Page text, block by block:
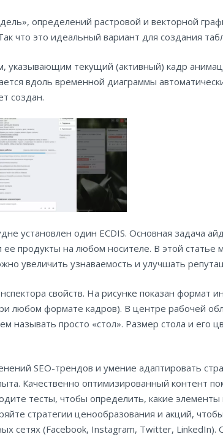
определений растровой и векторной
что это идеальный вариант для создания
указывающим текущий (активный) кадр
вдоль временной диаграммы
создан.
установлен один ECDIS. Основная задача
продукты на любом носителе. В этой
увеличить узнаваемость и улучшать
свойств. На рисунке показан формат
формате кадров). В центре рабочей
просто «стол». Размер стола и его
SEO-трендов и умение адаптировать
Качественно оптимизированный контент
тесты, чтобы определить, какие
стратегии ценообразования и акций,
сетях (Facebook, Instagram, Twitter, LinkedIn).